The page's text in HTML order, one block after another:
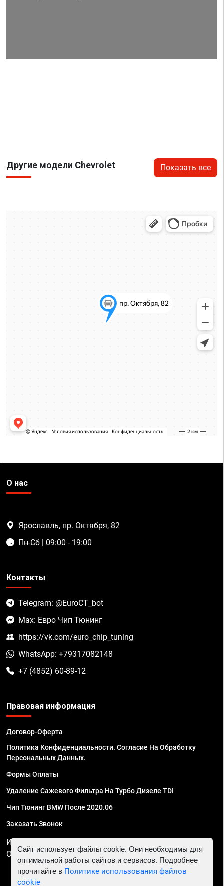
Другие модели Chevrolet Показать все
О нас
Ярославль, пр. Октября, 82
Пн-Сб | 09:00 - 19:00
Контакты
Telegram: @EuroCT_bot
Max: Евро Чип Тюнинг
https://vk.com/euro_chip_tuning
WhatsApp: +79317082148
+7 (4852) 60-89-12
Правовая информация
Договор-Оферта
Политика Конфиденциальности. Согласие На Обработку
Персональных Данных.
Формы Оплаты
Удаление Сажевого Фильтра На Турбо Дизеле TDI
Чип Тюнинг BMW После 2020.06
Заказать Звонок
ИП Смирнов Георгий Павлович. ИНН 781302555843,
ОГРНИП 324470400032610
Сайт использует файлы cookie. Они необходимы для
оптимальной работы сайтов и сервисов. Подробнее
прочитайте в Политике использования файлов
cookie